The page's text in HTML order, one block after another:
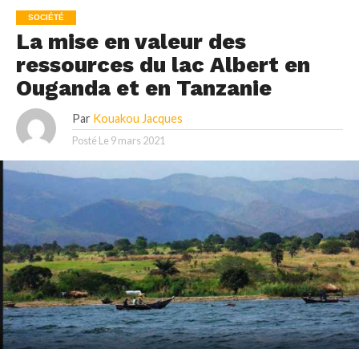
SOCIÉTÉ
La mise en valeur des
ressources du lac Albert en
Ouganda et en Tanzanie
Par Kouakou Jacques
Posté Le 9 mars 2021